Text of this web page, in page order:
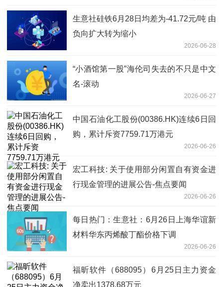
生意社硅铁6月28日均差为-41.72元/吨 由
负向扩大转为缩小
2026-06-28
“小酒馆第一股”海伦司失去的不只是中文
名-滚动
2026-06-27
中国石油化工股份(00386.HK)连续6日回
购，累计斥资7759.71万港元
2026-06-26
宏工科技: 关于使用部分闲置自有资金进
行现金管理的进展公告-焦点要闻
2026-06-26
每日热门：生意社：6月26日上海华谊新
材料华东丙烯酸丁酯价格下调
2026-06-26
福昕软件（688095）6月25日主力资金
净卖出1378.68万元